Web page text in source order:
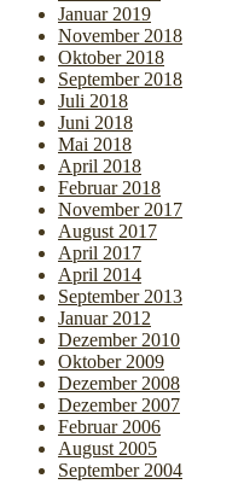
Januar 2019
November 2018
Oktober 2018
September 2018
Juli 2018
Juni 2018
Mai 2018
April 2018
Februar 2018
November 2017
August 2017
April 2017
April 2014
September 2013
Januar 2012
Dezember 2010
Oktober 2009
Dezember 2008
Dezember 2007
Februar 2006
August 2005
September 2004